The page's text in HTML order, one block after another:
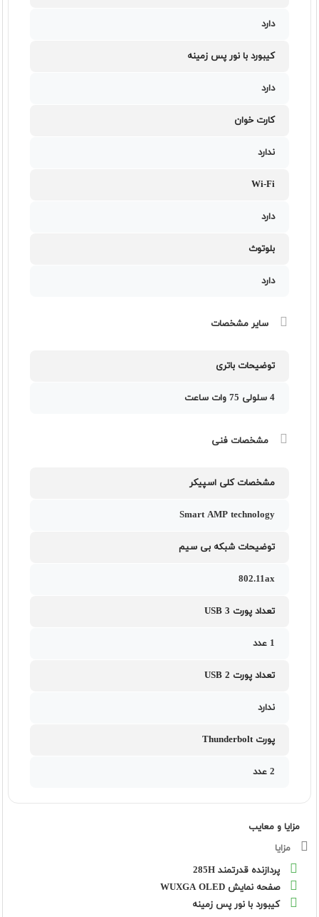
دارد
کیبورد با نور پس زمینه
دارد
کارت خوان
ندارد
Wi-Fi
دارد
بلوتوث
دارد
سایر مشخصات
توضیحات باتری
4 سلولی 75 وات ساعت
مشخصات فنی
مشخصات کلی اسپیکر
Smart AMP technology
توضیحات شبکه بی سیم
802.11ax
تعداد پورت USB 3
1 عدد
تعداد پورت USB 2
ندارد
پورت Thunderbolt
2 عدد
مزایا و معایب
مزایا
پردازنده قدرتمند 285H
صفحه نمایش WUXGA OLED
کیبورد با نور پس زمینه